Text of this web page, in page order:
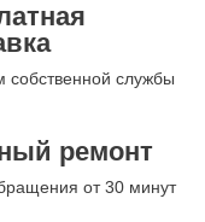
собственной службы
ремонт
от 30 минут